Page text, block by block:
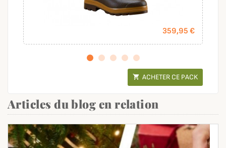
359,95 €
 ACHETER CE PACK
Articles du blog en relation